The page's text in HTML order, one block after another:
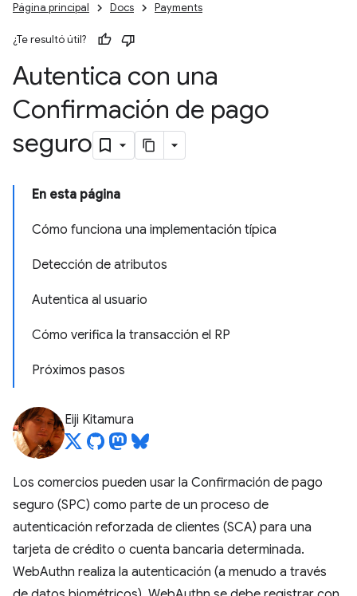
Página principal Docs Payments
¿Te resultó útil?
Autentica con una
Confirmación de pago
seguro
En esta página
Cómo funciona una implementación típica
Detección de atributos
Autentica al usuario
Cómo verifica la transacción el RP
Próximos pasos
Eiji Kitamura
Los comercios pueden usar la Confirmación de pago
seguro (SPC) como parte de un proceso de
autenticación reforzada de clientes (SCA) para una
tarjeta de crédito o cuenta bancaria determinada.
WebAuthn realiza la autenticación (a menudo a través